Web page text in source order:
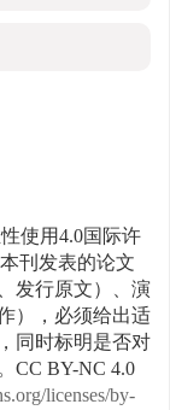
使用4.0国际许
刊发表的论文
发行原文）、演
），必须给出适
同时标明是否对
CC BY-NC 4.0
licenses/by-